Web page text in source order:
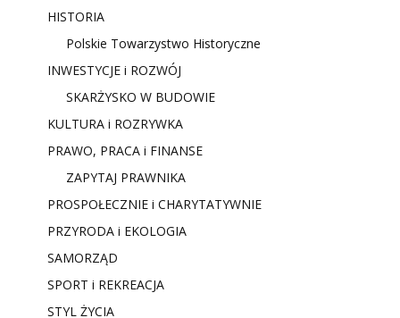
HISTORIA
Polskie Towarzystwo Historyczne
INWESTYCJE i ROZWÓJ
SKARŻYSKO W BUDOWIE
KULTURA i ROZRYWKA
PRAWO, PRACA i FINANSE
ZAPYTAJ PRAWNIKA
PROSPOŁECZNIE i CHARYTATYWNIE
PRZYRODA i EKOLOGIA
SAMORZĄD
SPORT i REKREACJA
STYL ŻYCIA